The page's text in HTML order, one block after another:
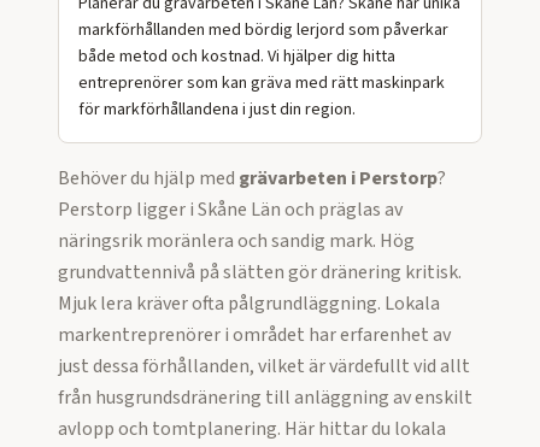
markförhållanden med bördig lerjord som påverkar
både metod och kostnad. Vi hjälper dig hitta
entreprenörer som kan gräva med rätt maskinpark
för markförhållandena i just din region.
Behöver du hjälp med grävarbeten iPerstorp?
Perstorp ligger i Skåne Län och präglas av
näringsrik moränlera och sandig mark. Hög
grundvattennivå på slätten gör dränering kritisk.
Mjuk lera kräver ofta pålgrundläggning. Lokala
markentreprenörer i området har erfarenhet av
just dessa förhållanden, vilket är värdefullt vid allt
från husgrundsdränering till anläggning av enskilt
avlopp och tomtplanering. Här hittar du lokala